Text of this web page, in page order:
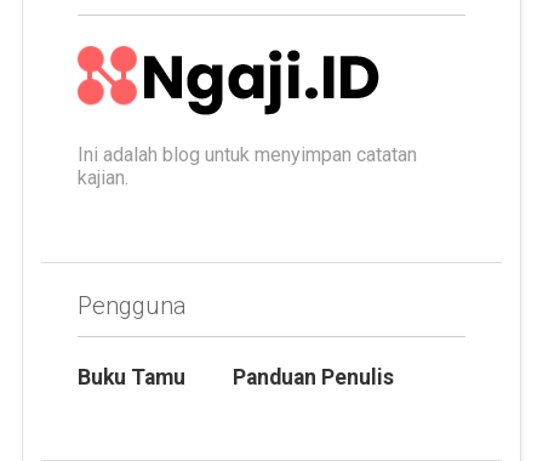
Ini adalah blog untuk menyimpan catatan
kajian.
Pengguna
Buku Tamu Panduan Penulis